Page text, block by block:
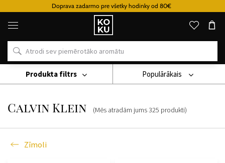
Doprava zadarmo pre všetky hodinky od 80€
Oriģinālie
parfimērijas
izstrādājumi
un
pulksteņi
vietā
Zīmoli
Calvin Klein
Calvin Klein (Mēs atradām jums325 produkti)
Populārākais
Zīmoli
Produkta filtrs